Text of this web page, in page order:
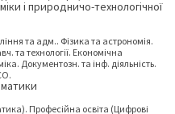
і природничо-технологічної
та адм.. Фізика та астрономія.
та технології. Економічна
Документозн. та інф. діяльність.
Професійна освіта (Цифрові